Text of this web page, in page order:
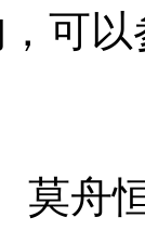
可
莫舟